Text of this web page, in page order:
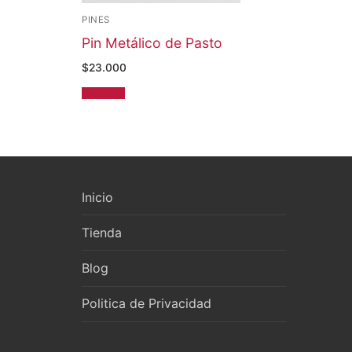
PINES
Pin Metálico de Pasto
$23.000
Inicio
Tienda
Blog
Politica de Privacidad